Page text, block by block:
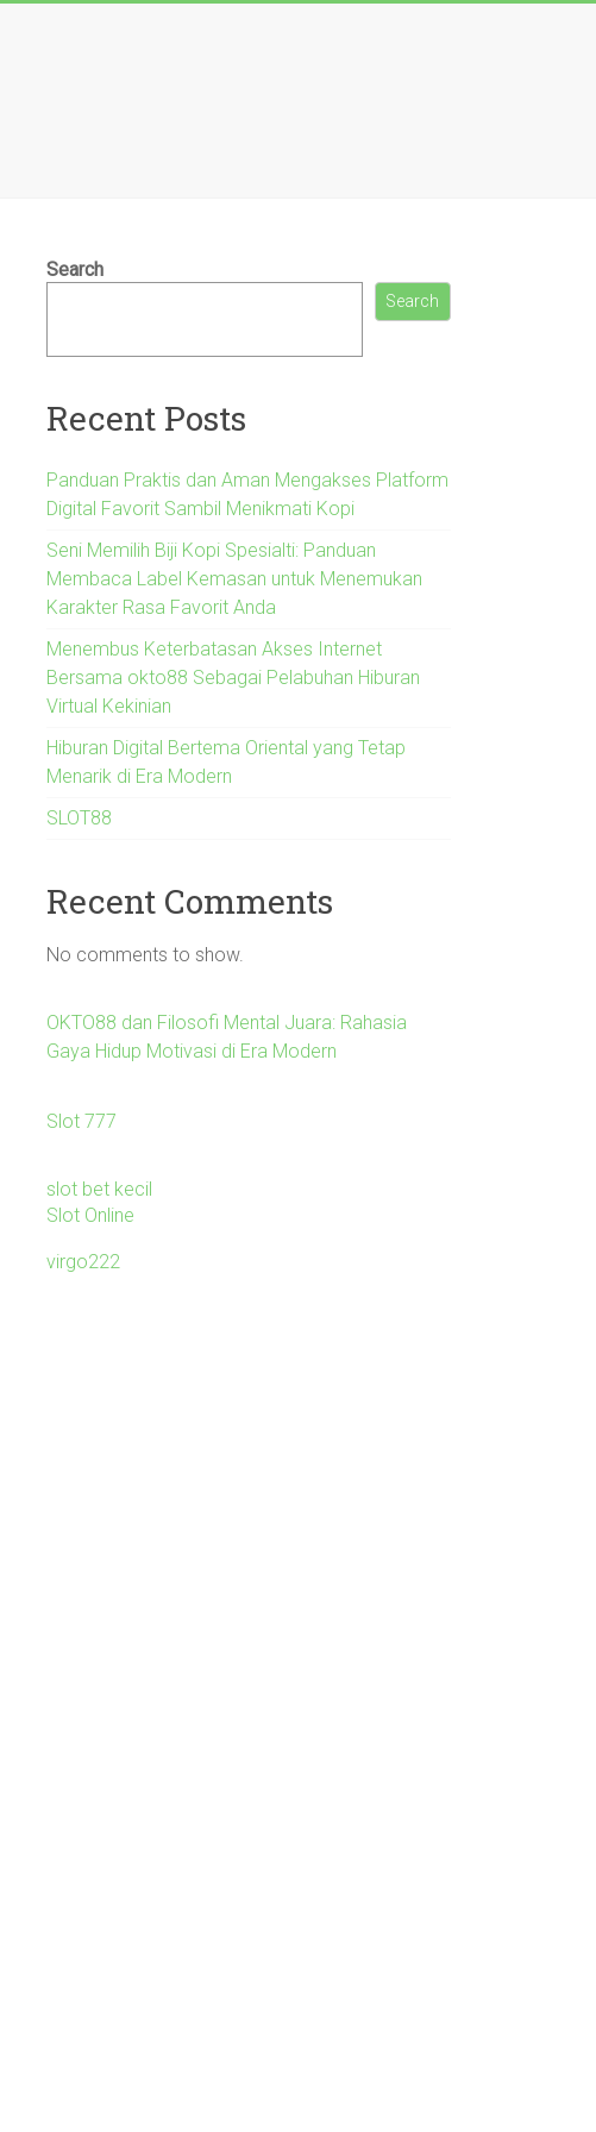
Search
Search
Recent Posts
Panduan Praktis dan Aman Mengakses Platform
Digital Favorit Sambil Menikmati Kopi
Seni Memilih Biji Kopi Spesialti: Panduan
Membaca Label Kemasan untuk Menemukan
Karakter Rasa Favorit Anda
Menembus Keterbatasan Akses Internet
Bersama okto88 Sebagai Pelabuhan Hiburan
Virtual Kekinian
Hiburan Digital Bertema Oriental yang Tetap
Menarik di Era Modern
SLOT88
Recent Comments
No comments to show.
OKTO88 dan Filosofi Mental Juara: Rahasia
Gaya Hidup Motivasi di Era Modern
Slot 777
slot bet kecil
Slot Online
virgo222